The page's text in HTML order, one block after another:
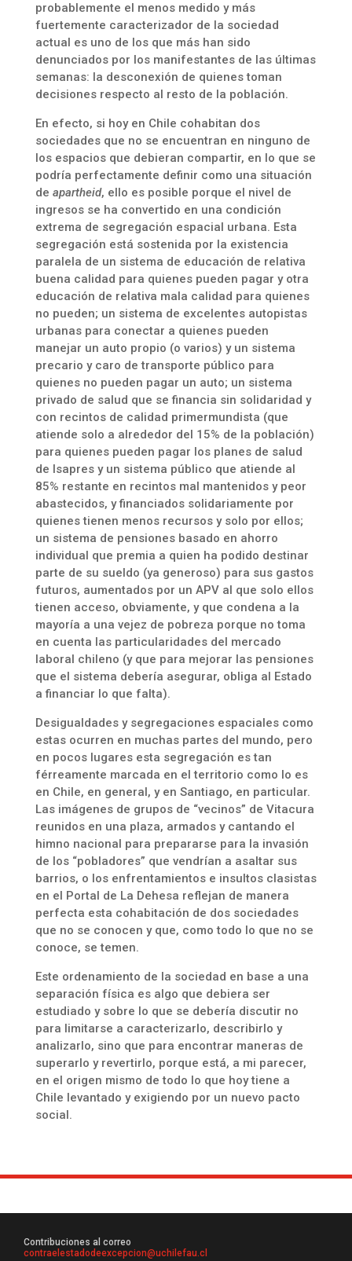
probablemente el menos medido y más
fuertemente caracterizador de la sociedad
actual es uno de los que más han sido
denunciados por los manifestantes de las últimas
semanas: la desconexión de quienes toman
decisiones respecto al resto de la población.
En efecto, si hoy en Chile cohabitan dos
sociedades que no se encuentran en ninguno de
los espacios que debieran compartir, en lo que se
podría perfectamente definir como una situación
de apartheid, ello es posible porque el nivel de
ingresos se ha convertido en una condición
extrema de segregación espacial urbana. Esta
segregación está sostenida por la existencia
paralela de un sistema de educación de relativa
buena calidad para quienes pueden pagar y otra
educación de relativa mala calidad para quienes
no pueden; un sistema de excelentes autopistas
urbanas para conectar a quienes pueden
manejar un auto propio (o varios) y un sistema
precario y caro de transporte público para
quienes no pueden pagar un auto; un sistema
privado de salud que se financia sin solidaridad y
con recintos de calidad primermundista (que
atiende solo a alrededor del 15% de la población)
para quienes pueden pagar los planes de salud
de Isapres y un sistema público que atiende al
85% restante en recintos mal mantenidos y peor
abastecidos, y financiados solidariamente por
quienes tienen menos recursos y solo por ellos;
un sistema de pensiones basado en ahorro
individual que premia a quien ha podido destinar
parte de su sueldo (ya generoso) para sus gastos
futuros, aumentados por un APV al que solo ellos
tienen acceso, obviamente, y que condena a la
mayoría a una vejez de pobreza porque no toma
en cuenta las particularidades del mercado
laboral chileno (y que para mejorar las pensiones
que el sistema debería asegurar, obliga al Estado
a financiar lo que falta).
Desigualdades y segregaciones espaciales como
estas ocurren en muchas partes del mundo, pero
en pocos lugares esta segregación es tan
férreamente marcada en el territorio como lo es
en Chile, en general, y en Santiago, en particular.
Las imágenes de grupos de “vecinos” de Vitacura
reunidos en una plaza, armados y cantando el
himno nacional para prepararse para la invasión
de los “pobladores” que vendrían a asaltar sus
barrios, o los enfrentamientos e insultos clasistas
en el Portal de La Dehesa reflejan de manera
perfecta esta cohabitación de dos sociedades
que no se conocen y que, como todo lo que no se
conoce, se temen.
Este ordenamiento de la sociedad en base a una
separación física es algo que debiera ser
estudiado y sobre lo que se debería discutir no
para limitarse a caracterizarlo, describirlo y
analizarlo, sino que para encontrar maneras de
superarlo y revertirlo, porque está, a mi parecer,
en el origen mismo de todo lo que hoy tiene a
Chile levantado y exigiendo por un nuevo pacto
social.
Contribuciones al correo
contraelestadodeexcepcion@uchilefau.cl